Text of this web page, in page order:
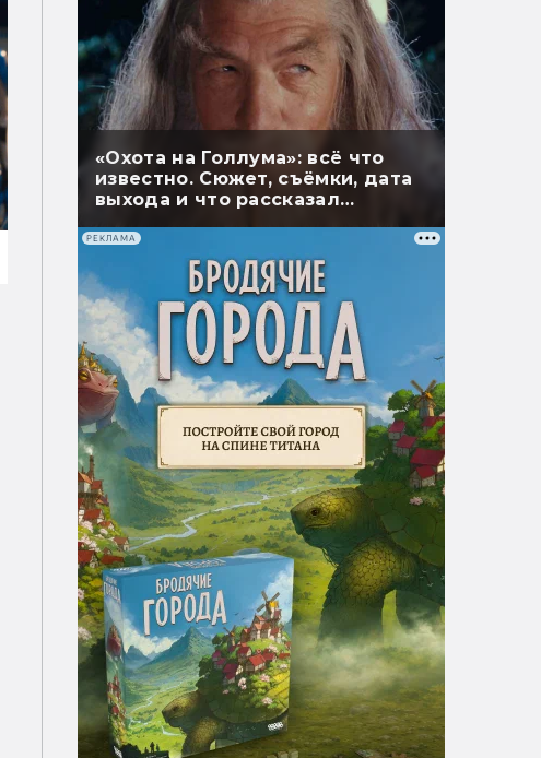
«Охота на Голлума»: всё что
известно. Сюжет, съёмки, дата
выхода и что рассказал
РЕКЛАМА